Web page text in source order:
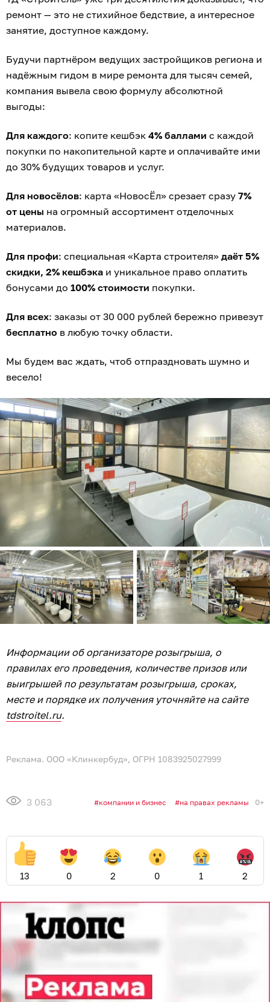
ремонт — это не стихийное бедствие, а интересное
занятие, доступное каждому.
Будучи партнёром ведущих застройщиков региона и
надёжным гидом в мире ремонта для тысяч семей,
компания вывела свою формулу абсолютной
выгоды:
Для каждого: копите кешбэк 4% баллами с каждой
покупки по накопительной карте и оплачивайте ими
до 30% будущих товаров и услуг.
Для новосёлов: карта «НовосЁл» срезает сразу 7%
от цены на огромный ассортимент отделочных
материалов.
Для профи: специальная «Карта строителя» даёт 5%
скидки, 2% кешбэка и уникальное право оплатить
бонусами до 100% стоимости покупки.
Для всех: заказы от 30 000 рублей бережно привезут
бесплатно в любую точку области.
Мы будем вас ждать, чтоб отпраздновать шумно и
весело!
Информации об организаторе розыгрыша, о
правилах его проведения, количестве призов или
выигрышей по результатам розыгрыша, сроках,
месте и порядке их получения уточняйте на сайте
tdstroitel.ru.
Реклама. ООО «Клинкербуд», ОГРН 1083925027999
3 063 компании и бизнес на правах рекламы 0+
13 0 2 0 1 2